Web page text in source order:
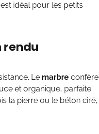
est idéal pour les petits
rendu
Le marbre confère
et organique, parfaite
la pierre ou le béton ciré,